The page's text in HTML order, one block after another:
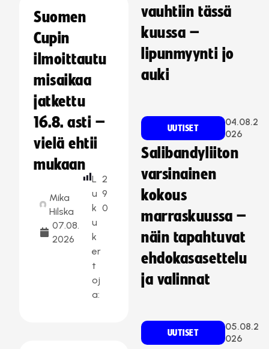
Suomen
Cupin
ilmoittautu
misaikaa
jatkettu
16.8. asti –
vielä ehtii
mukaan
Mika
Hilska
07.08.
2026
L
u
k
u
k
er
t
oj
a:
2
9
0
vauhtiin tässä
kuussa –
lipunmyynti jo
auki
UUTISET
04.08.2
026
Salibandyliiton
varsinainen
kokous
marraskuussa –
näin tapahtuvat
ehdokasasettelu
ja valinnat
UUTISET
05.08.2
026